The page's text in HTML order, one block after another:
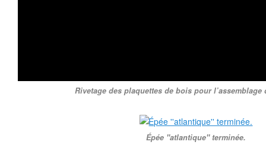
Rivetage des plaquettes de bois pour l’assemblage
Épée ''atlantique'' terminée.